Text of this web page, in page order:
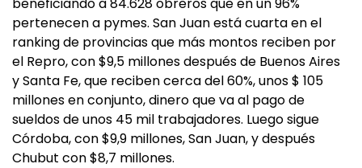
pertenecen a pymes. San Juan está cuarta en el
ranking de provincias que más montos reciben por
el Repro, con $9,5 millones después de Buenos Aires
y Santa Fe, que reciben cerca del 60%, unos $ 105
millones en conjunto, dinero que va al pago de
sueldos de unos 45 mil trabajadores. Luego sigue
Córdoba, con $9,9 millones, San Juan, y después
Chubut con $8,7 millones.